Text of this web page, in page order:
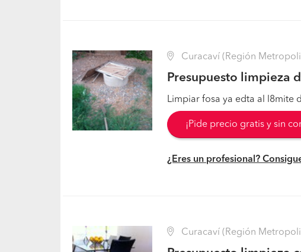
Curacaví (Región
Presupuesto limpieza
Limpiar fosa ya edta al l8mite
¡Pide precio gratis y sin
¿Eres un profesional?
Curacaví (Región